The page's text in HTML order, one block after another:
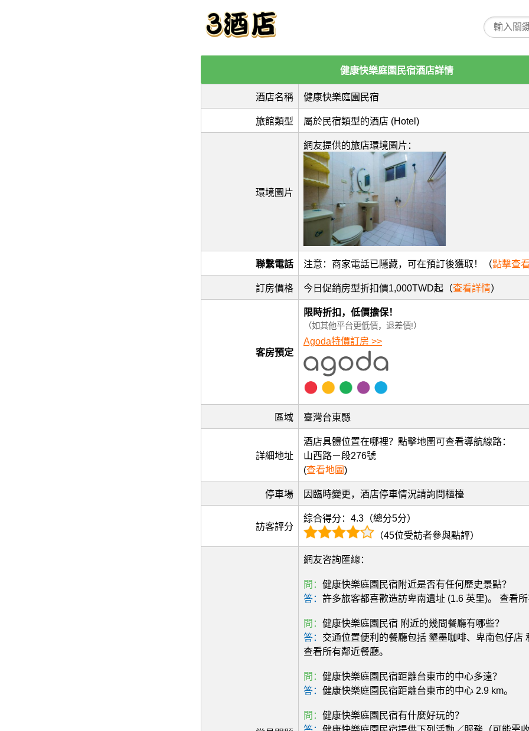
健康快樂庭園民宿酒店詳情
酒店名稱 健康快樂庭園民宿
旅館類型 屬於民宿類型的酒店 (Hotel)
環境圖片
網友提供的旅店環境圖片：
聯繫電話 注意：商家電話已隱藏，可在預訂後獲取！（點擊查看
訂房價格 今日促銷房型折扣價1,000TWD起（查看詳情）
客房預定
限時折扣，低價擔保！
（如其他平台更低價，退差價!）
Agoda特價訂房 >>
區域 臺灣台東縣
詳細地址
酒店具體位置在哪裡？點擊地圖可查看導航線路：
山西路ㄧ段276號
(查看地圖)
停車場 因臨時變更，酒店停車情況請詢問櫃檯
訪客評分
綜合得分：4.3（總分5分）
（45位受訪者參與點評）
網友咨詢匯總：
問： 健康快樂庭園民宿附近是否有任何歷史景點？
答： 許多旅客都喜歡造訪卑南遺址 (1.6 英里)。 查看所
問： 健康快樂庭園民宿 附近的幾間餐廳有哪些？
答： 交通位置便利的餐廳包括 墾墨咖啡、卑南包仔店
查看所有鄰近餐廳。
問： 健康快樂庭園民宿距離台東市的中心多遠？
答： 健康快樂庭園民宿距離台東市的中心 2.9 km。
問： 健康快樂庭園民宿有什麼好玩的？